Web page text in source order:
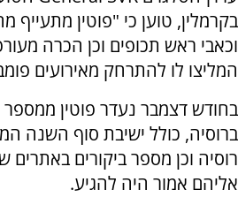
בקרמלין, טוען כי "פוטין מתעייף
וכאבי ראש תכופים וכן הכרה
המליצו לו להתרחק מאירועים
בחודש דצמבר נעדר פוטין ממספר
ברוסיה, כולל ישיבת סוף השנה
רוסיה וכן מספר ביקורים באתרים
אליהם אמור היה להגיע.